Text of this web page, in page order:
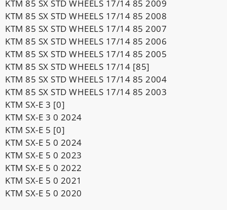
KTM 85 SX STD WHEELS 17/14 85 2009
KTM 85 SX STD WHEELS 17/14 85 2008
KTM 85 SX STD WHEELS 17/14 85 2007
KTM 85 SX STD WHEELS 17/14 85 2006
KTM 85 SX STD WHEELS 17/14 85 2005
KTM 85 SX STD WHEELS 17/14 [85]
KTM 85 SX STD WHEELS 17/14 85 2004
KTM 85 SX STD WHEELS 17/14 85 2003
KTM SX-E 3 [0]
KTM SX-E 3 0 2024
KTM SX-E 5 [0]
KTM SX-E 5 0 2024
KTM SX-E 5 0 2023
KTM SX-E 5 0 2022
KTM SX-E 5 0 2021
KTM SX-E 5 0 2020